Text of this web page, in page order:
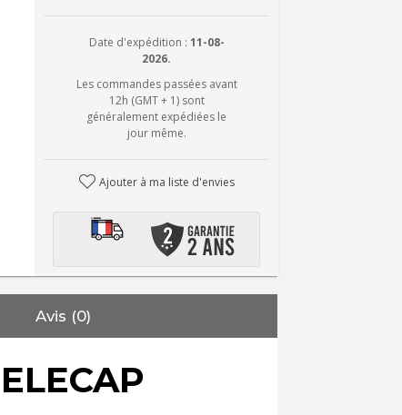
Date d'expédition : 11-08-
2026.
Les commandes passées avant
12h (GMT + 1) sont
généralement expédiées le
jour même.
Ajouter à ma liste d'envies
Avis (0)